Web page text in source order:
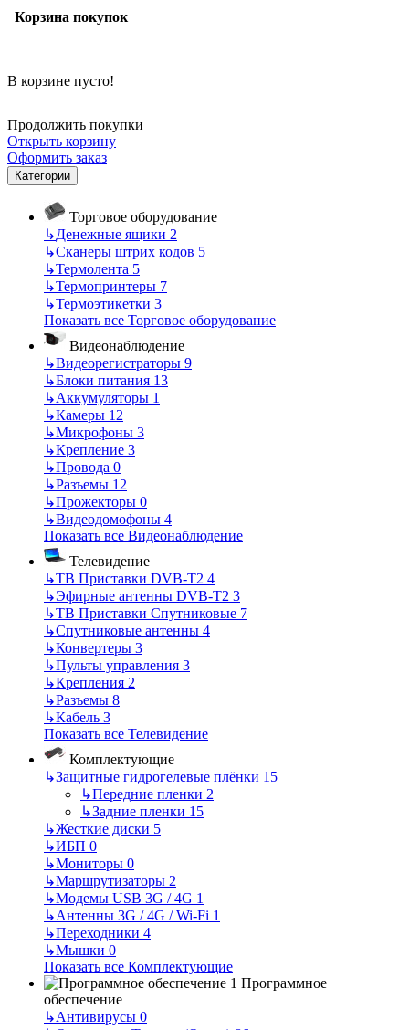
Корзина покупок
В корзине пусто!
Продолжить покупки
Открыть корзину
Оформить заказ
Категории
Торговое оборудование
↳Денежные ящики 2
↳Сканеры штрих кодов 5
↳Термолента 5
↳Термопринтеры 7
↳Термоэтикетки 3
Показать все Торговое оборудование
Видеонаблюдение
↳Видеорегистраторы 9
↳Блоки питания 13
↳Аккумуляторы 1
↳Камеры 12
↳Микрофоны 3
↳Крепление 3
↳Провода 0
↳Разъемы 12
↳Прожекторы 0
↳Видеодомофоны 4
Показать все Видеонаблюдение
Телевидение
↳ТВ Приставки DVB-T2 4
↳Эфирные антенны DVB-T2 3
↳ТВ Приставки Спутниковые 7
↳Спутниковые антенны 4
↳Конвертеры 3
↳Пульты управления 3
↳Крепления 2
↳Разъемы 8
↳Кабель 3
Показать все Телевидение
Комплектующие
↳Защитные гидрогелевые плёнки 15
↳Передние пленки 2
↳Задние пленки 15
↳Жесткие диски 5
↳ИБП 0
↳Мониторы 0
↳Маршрутизаторы 2
↳Модемы USB 3G / 4G 1
↳Антенны 3G / 4G / Wi-Fi 1
↳Переходники 4
↳Мышки 0
Показать все Комплектующие
Программное
обеспечение
↳Антивирусы 0